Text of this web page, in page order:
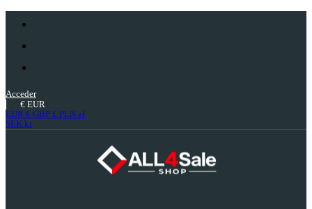
Acceder
€ EUR
EUR € GBP £ PLN zł
SEK kr